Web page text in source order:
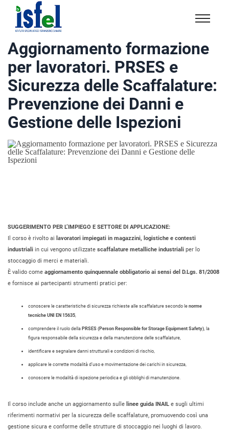
Isfel
Istituto
specialistico
formazione
e
lavoro
Aggiornamento formazione
per lavoratori. PRSES e
Sicurezza delle Scaffalature:
Prevenzione dei Danni e
Gestione delle Ispezioni
SUGGERIMENTO PER L’IMPIEGO E SETTORE DI APPLICAZIONE:
Il corso è rivolto ai lavoratori impiegati in magazzini, logistiche e contesti
industriali in cui vengono utilizzate scaffalature metalliche industriali per lo
stoccaggio di merci e materiali.
È valido come aggiornamento quinquennale obbligatorio ai sensi del D.Lgs. 81/2008
e fornisce ai partecipanti strumenti pratici per:
conoscere le caratteristiche di sicurezza richieste alle scaffalature secondo lenorme
tecniche UNI EN 15635
comprendere il ruolo dellaPRSES (Person Responsible for Storage Equipment Safety) , la
figura responsabile della sicurezza e della manutenzione delle scaffalature,
identificare e segnalare danni strutturali e condizioni di rischio,
applicare le corrette modalità d’uso e movimentazione dei carichi in sicurezza,
conoscere le modalità di ispezione periodica e gli obblighi di manutenzione.
Il corso include anche un aggiornamento sulle linee guida INAIL e sugli ultimi
riferimenti normativi per la sicurezza delle scaffalature, promuovendo così una
gestione sicura e conforme delle strutture di stoccaggio nei luoghi di lavoro.